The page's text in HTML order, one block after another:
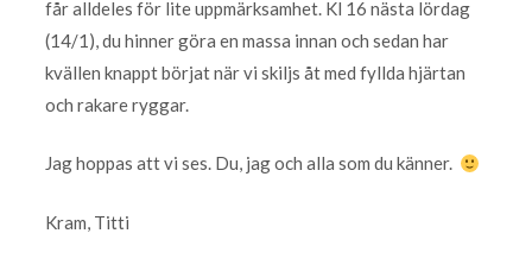
får alldeles för lite uppmärksamhet. Kl 16 nästa lördag
(14/1), du hinner göra en massa innan och sedan har
kvällen knappt börjat när vi skiljs åt med fyllda hjärtan
och rakare ryggar.
Jag hoppas att vi ses. Du, jag och alla som du känner.
Kram, Titti